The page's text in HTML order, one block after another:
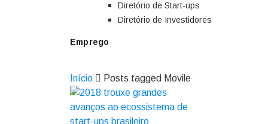
Diretório de Start-ups
Diretório de Investidores
Emprego
Início Posts tagged Movile